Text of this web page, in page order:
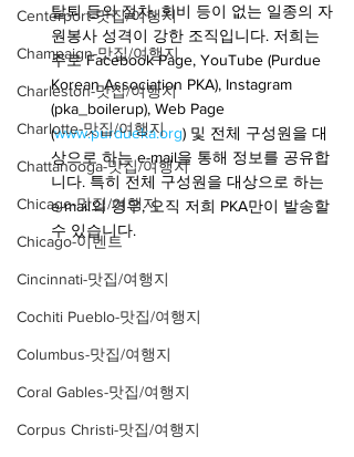
Centerport-맛집/여행지
Champaign-맛집/여행지
Charleston-맛집/여행지
Charlotte-맛집/여행지
Chattanooga-맛집/여행지
Chicago-맛집/여행지
Chicago-이벤트
Cincinnati-맛집/여행지
Cochiti Pueblo-맛집/여행지
Columbus-맛집/여행지
Coral Gables-맛집/여행지
Corpus Christi-맛집/여행지
탈퇴 등의 절차, 회비 등이 없는 일종의 자
원봉사 성격이 강한 조직입니다. 저희는
주로 Facebook Page, YouTube (Purdue
Korean Association PKA), Instagram
(pka_boilerup), Web Page
(www.purdueka.org) 및 전체 구성원을 대
상으로 하는 e-mail을 통해 정보를 공유합
니다. 특히 전체 구성원을 대상으로 하는
e-mail의 경우, 오직 저희 PKA만이 발송할
수 있습니다.